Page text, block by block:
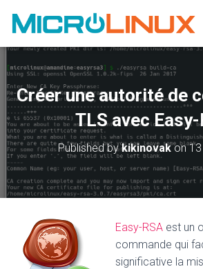
Créer une autorité de
TLS avec Easy-
Published bykikinovakon
Easy-RSA est un
commande qui
significative la